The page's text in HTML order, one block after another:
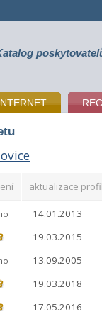
aktualizace
14.01.2013
19.03.2015
13.09.2005
19.03.2018
17.05.2016